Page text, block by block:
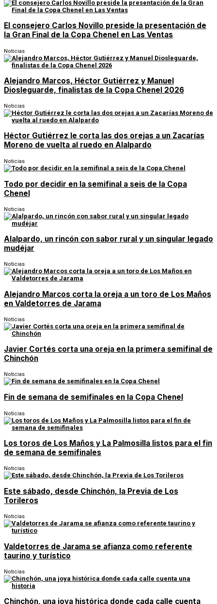
El consejero Carlos Novillo preside la presentación de
la Gran Final de la Copa Chenel en Las Ventas
Noticias
Alejandro Marcos, Héctor Gutiérrez y Manuel
Diosleguarde, finalistas de la Copa Chenel 2026
Noticias
Héctor Gutiérrez le corta las dos orejas a un Zacarías
Moreno de vuelta al ruedo en Alalpardo
Noticias
Todo por decidir en la semifinal a seis de la Copa
Chenel
Noticias
Alalpardo, un rincón con sabor rural y un singular legado
mudéjar
Noticias
Alejandro Marcos corta la oreja a un toro de Los Maños
en Valdetorres de Jarama
Noticias
Javier Cortés corta una oreja en la primera semifinal de
Chinchón
Noticias
Fin de semana de semifinales en la Copa Chenel
Noticias
Los toros de Los Maños y La Palmosilla listos para el fin
de semana de semifinales
Noticias
Este sábado, desde Chinchón, la Previa de Los
Torileros
Noticias
Valdetorres de Jarama se afianza como referente
taurino y turístico
Noticias
Chinchón, una joya histórica donde cada calle cuenta